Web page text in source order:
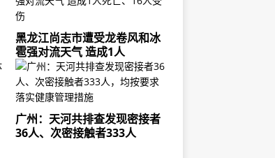
黑龙江尚志市遭受龙卷风和冰
雹强对流天气 造成1人
广州：天河共排查发现密接者
36人、次密接触者333人